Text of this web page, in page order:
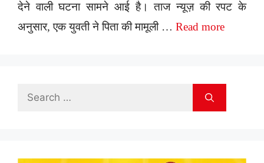
देने वाली घटना सामने आई है। ताज न्यूज़ की रपट के
अनुसार, एक युवती ने पिता की मामूली … Read more
Search